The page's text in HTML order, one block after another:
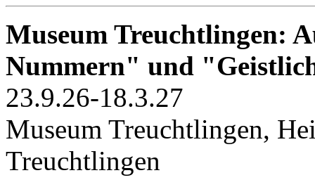
Museum Treuchtlingen:
Nummern" und
23.9.26-18.3.27
Museum Treuchtlingen,
Treuchtlingen